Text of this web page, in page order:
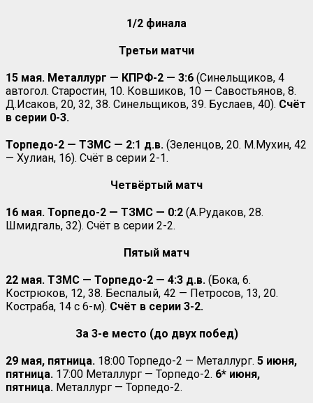
1/2 финала
Третьи матчи
15 мая. Металлург — КПРФ-2 — 3:6 (Синельщиков, 4
автогол. Старостин, 10. Ковшиков, 10 — Савостьянов, 8.
Д.Исаков, 20, 32, 38. Синельщиков, 39. Буслаев, 40). Счёт
в серии 0-3.
Торпедо-2 — ТЗМС — 2:1 д.в. (Зеленцов, 20. М.Мухин, 42
— Хулиан, 16). Счёт в серии 2-1.
Четвёртый матч
16 мая. Торпедо-2 — ТЗМС — 0:2 (А.Рудаков, 28.
Шмидгаль, 32). Счёт в серии 2-2.
Пятый матч
22 мая. ТЗМС — Торпедо-2 — 4:3 д.в. (Бока, 6.
Кострюков, 12, 38. Беспалый, 42 — Петросов, 13, 20.
Костраба, 14 с 6-м). Счёт в серии 3-2.
За 3-е место (до двух побед)
29 мая, пятница. 18:00 Торпедо-2 — Металлург. 5 июня,
пятница. 17:00 Металлург — Торпедо-2. 6* июня,
пятница. Металлург — Торпедо-2.